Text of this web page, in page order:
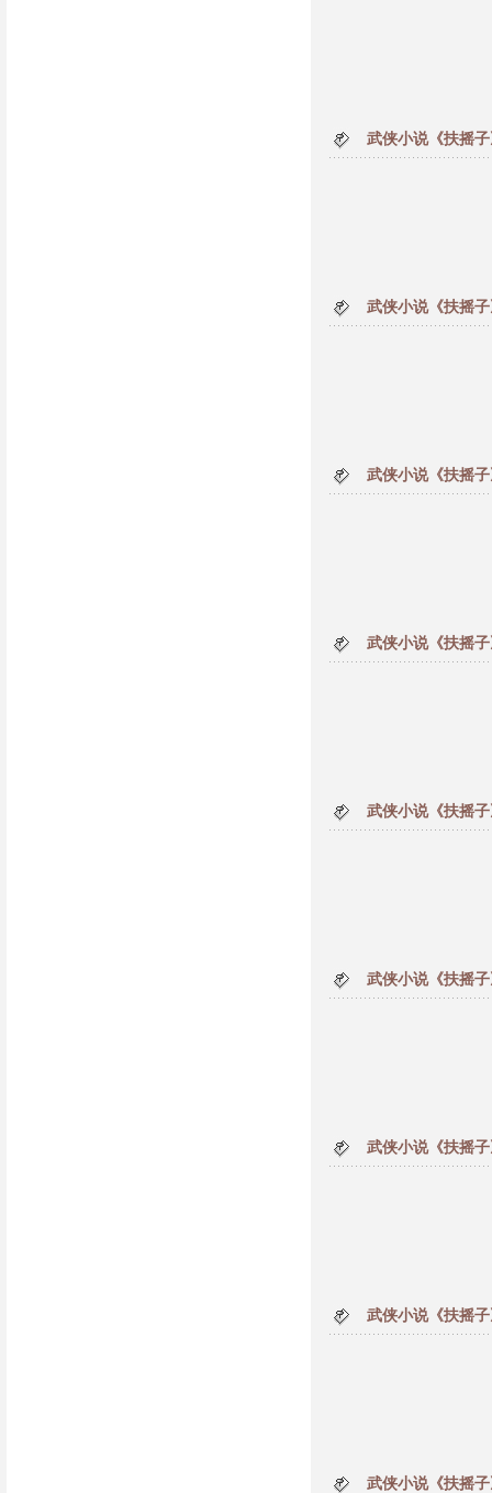
武侠小说《扶摇
武侠小说《扶摇
武侠小说《扶摇
武侠小说《扶摇
武侠小说《扶摇
武侠小说《扶摇
武侠小说《扶摇
武侠小说《扶摇
武侠小说《扶摇